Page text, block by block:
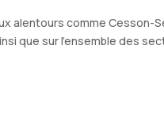
alentours comme Cesson-
que sur l’ensemble des